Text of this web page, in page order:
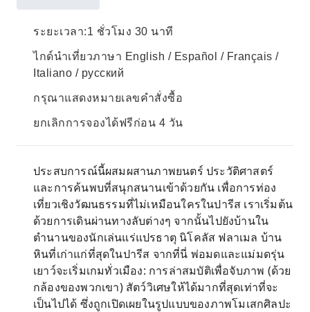
ระยะเวลา:1 ชั่วโมง 30 นาที
ไกด์นำเที่ยวภาษา English / Español / Français /
Italiano / русский
กรุณาแสดงหมายเลขคำสั่งซื้อ
ยกเลิกการจองได้ฟรีก่อน 4 วัน
ประสบการณ์นี้ผสมผสานภาพยนตร์ ประวัติศาสตร์
และการค้นพบที่สนุกสนานเข้าด้วยกัน เพื่อการท่อง
เที่ยวเชิงวัฒนธรรมที่ไม่เหมือนใครในปารีส เราเริ่มต้น
ด้วยการเดินผ่านทางลับต่างๆ จากนั้นไปยังบ้านใน
ตำนานของนักเล่นแร่แปรธาตุ นิโคลัส ฟลาเมล บ้าน
หินที่เก่าแก่ที่สุดในปารีส จากที่นี่ พ่อมดและแม่มดรุ่น
เยาว์จะเริ่มเกมทั่วเมือง: การล่าสมบัติเพื่อจับภาพ (ด้วย
กล้องของพวกเขา) สัตว์วิเศษให้ได้มากที่สุดเท่าที่จะ
เป็นไปได้ ซึ่งถูกเปิดเผยในรูปแบบของภาพโมเสกศิลปะ